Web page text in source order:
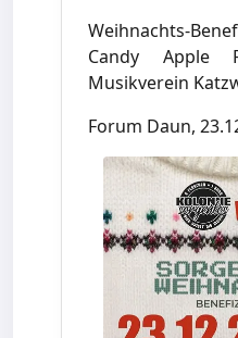
Weihnachts-
Candy Apple
Musikverein
Forum Daun,